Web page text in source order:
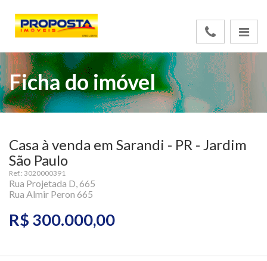
Ficha do imóvel
Casa à venda em Sarandi - PR - Jardim
São Paulo
Ref.: 3020000391
Rua Projetada D, 665
Rua Almir Peron 665
R$ 300.000,00